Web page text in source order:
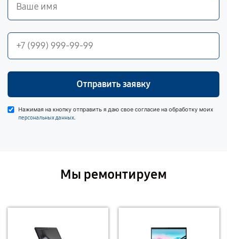
Отправить заявку
Нажимая на кнопку отправить я даю свое согласие на обработку моих
персональных данных.
Мы ремонтируем